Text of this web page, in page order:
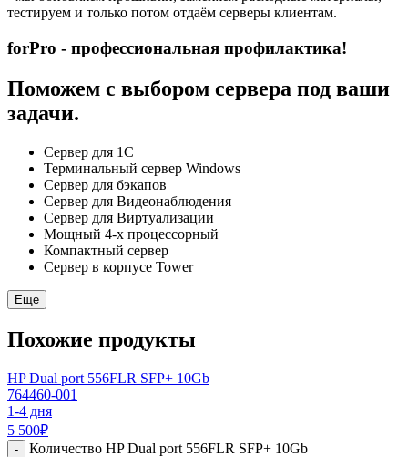
тестируем и только потом отдаём серверы клиентам.
forPro - профессиональная профилактика!
Поможем с выбором сервера под ваши
задачи.
Сервер для 1С
Терминальный сервер Windows
Сервер для бэкапов
Сервер для Видеонаблюдения
Сервер для Виртуализации
Мощный 4-х процессорный
Компактный сервер
Сервер в корпусе Tower
Еще
Похожие продукты
HP Dual port 556FLR SFP+ 10Gb
764460-001
1-4 дня
5 500₽
- Количество HP Dual port 556FLR SFP+ 10Gb